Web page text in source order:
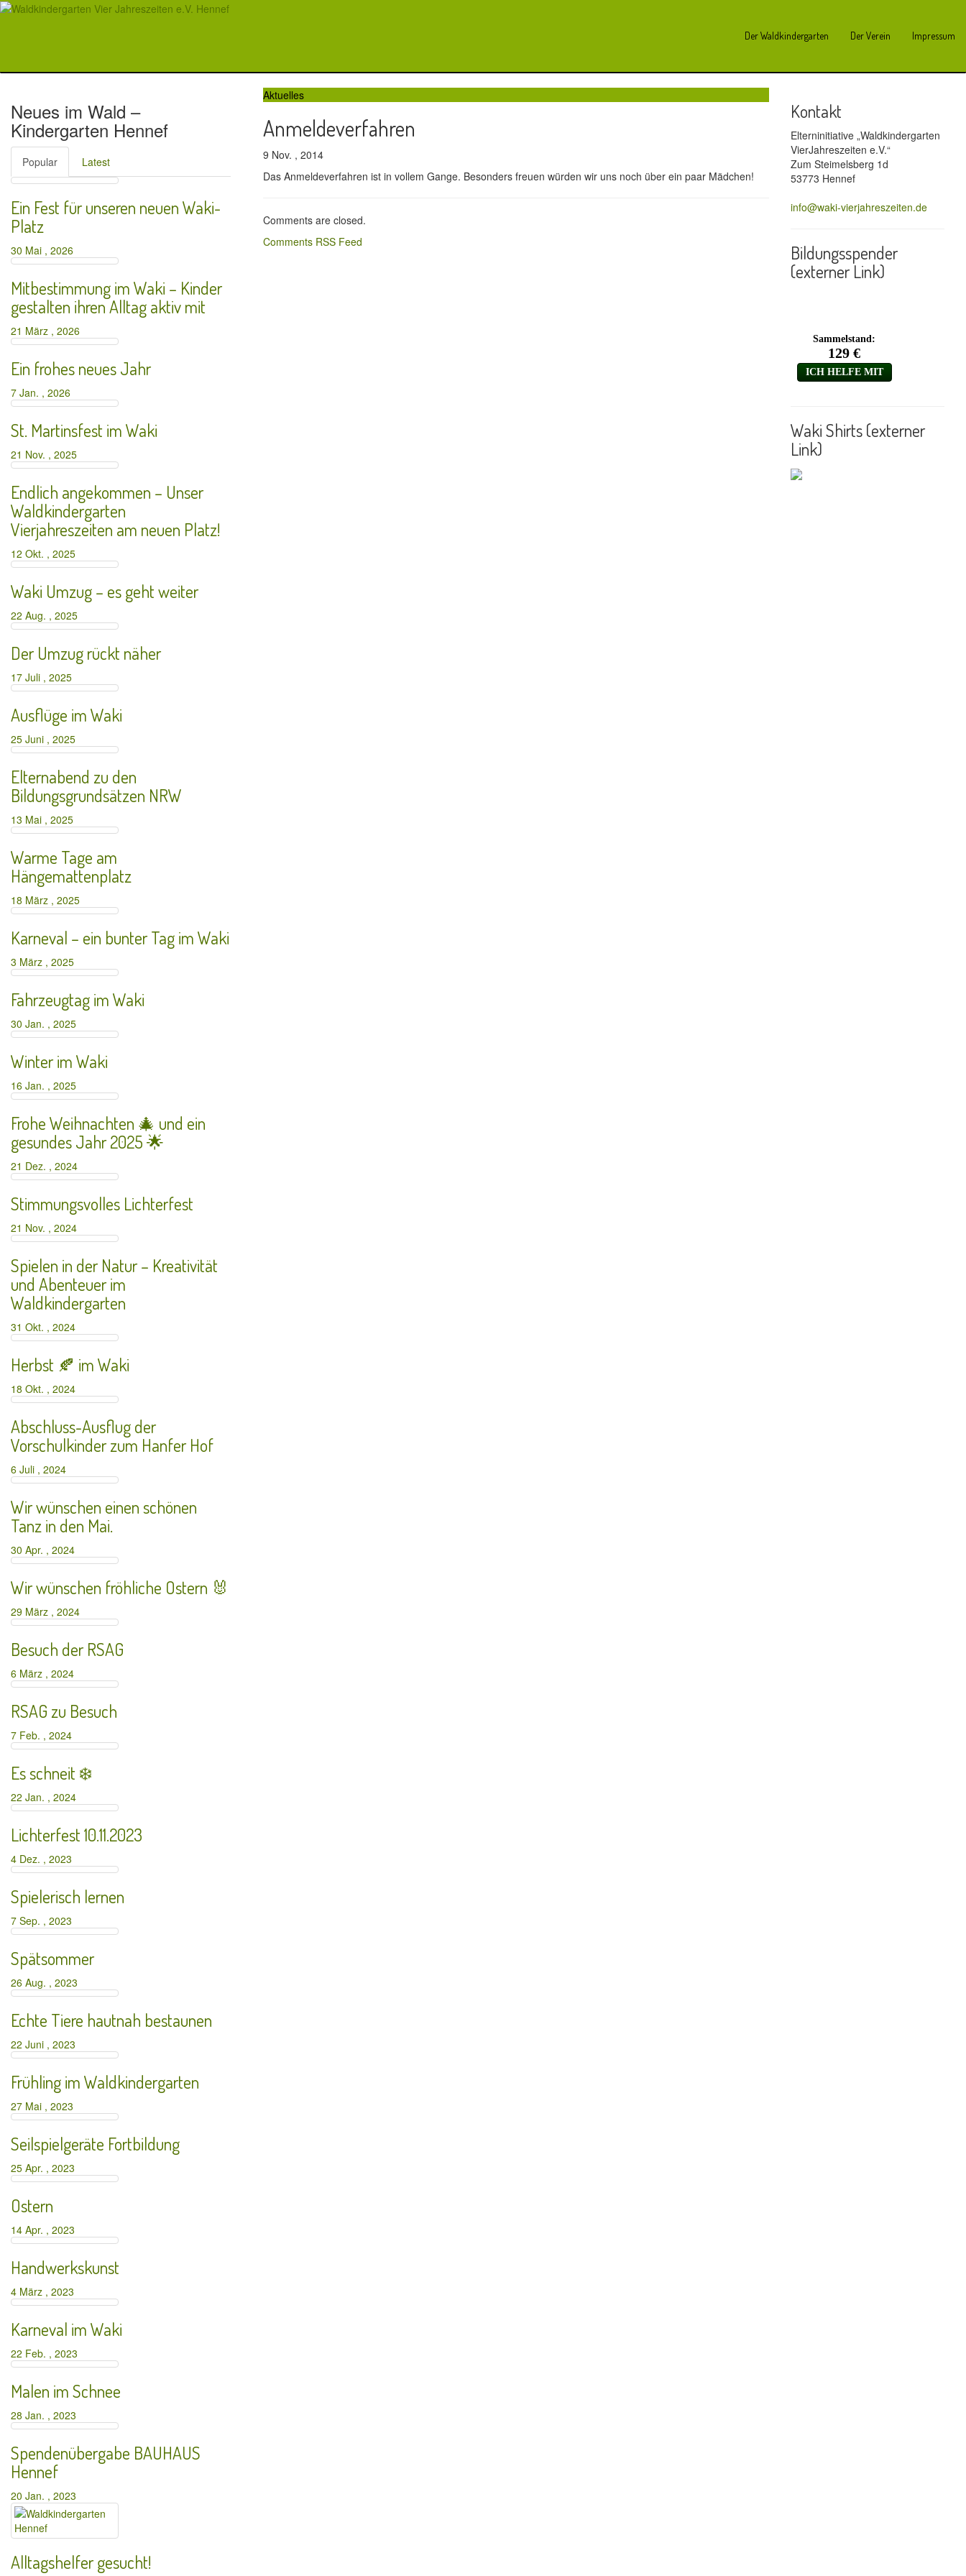
Der Waldkindergarten Der Verein Impressum
Aktuelles
Anmeldeverfahren
9 Nov. , 2014
Das Anmeldeverfahren ist in vollem Gange. Besonders freuen würden wir uns noch über ein paar Mädchen!
Comments are closed.
Comments RSS Feed
Kontakt
Elterninitiative „Waldkindergarten
VierJahreszeiten e.V.“
Zum Steimelsberg 1d
53773 Hennef
info@waki-vierjahreszeiten.de
Bildungsspender
(externer Link)
Waki Shirts (externer
Link)
Neues im Wald –
Kindergarten Hennef
Popular Latest
Ein Fest für unseren neuen Waki-
Platz
30 Mai , 2026
Mitbestimmung im Waki – Kinder
gestalten ihren Alltag aktiv mit
21 März , 2026
Ein frohes neues Jahr
7 Jan. , 2026
St. Martinsfest im Waki
21 Nov. , 2025
Endlich angekommen – Unser
Waldkindergarten
Vierjahreszeiten am neuen Platz!
12 Okt. , 2025
Waki Umzug – es geht weiter
22 Aug. , 2025
Der Umzug rückt näher
17 Juli , 2025
Ausflüge im Waki
25 Juni , 2025
Elternabend zu den
Bildungsgrundsätzen NRW
13 Mai , 2025
Warme Tage am
Hängemattenplatz
18 März , 2025
Karneval – ein bunter Tag im Waki
3 März , 2025
Fahrzeugtag im Waki
30 Jan. , 2025
Winter im Waki
16 Jan. , 2025
Frohe Weihnachten 🎄 und ein
gesundes Jahr 2025 🌟
21 Dez. , 2024
Stimmungsvolles Lichterfest
21 Nov. , 2024
Spielen in der Natur – Kreativität
und Abenteuer im
Waldkindergarten
31 Okt. , 2024
Herbst 🍂 im Waki
18 Okt. , 2024
Abschluss-Ausflug der
Vorschulkinder zum Hanfer Hof
6 Juli , 2024
Wir wünschen einen schönen
Tanz in den Mai.
30 Apr. , 2024
Wir wünschen fröhliche Ostern 🐰
29 März , 2024
Besuch der RSAG
6 März , 2024
RSAG zu Besuch
7 Feb. , 2024
Es schneit ❄️
22 Jan. , 2024
Lichterfest 10.11.2023
4 Dez. , 2023
Spielerisch lernen
7 Sep. , 2023
Spätsommer
26 Aug. , 2023
Echte Tiere hautnah bestaunen
22 Juni , 2023
Frühling im Waldkindergarten
27 Mai , 2023
Seilspielgeräte Fortbildung
25 Apr. , 2023
Ostern
14 Apr. , 2023
Handwerkskunst
4 März , 2023
Karneval im Waki
22 Feb. , 2023
Malen im Schnee
28 Jan. , 2023
Spendenübergabe BAUHAUS
Hennef
20 Jan. , 2023
Alltagshelfer gesucht!